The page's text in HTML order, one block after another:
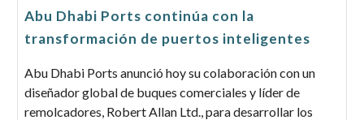
Abu Dhabi Ports continúa con la
transformación de puertos inteligentes
Abu Dhabi Ports anunció hoy su colaboración con un
diseñador global de buques comerciales y líder de
remolcadores, Robert Allan Ltd., para desarrollar los